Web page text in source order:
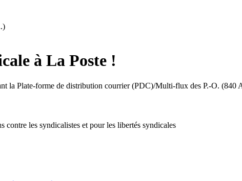
à La Poste !
la Plate-forme de distribution courrier (PDC)/Multi-flux des P.-O. (840
contre les syndicalistes et pour les libertés syndicales